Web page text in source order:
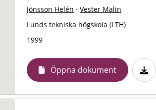
Jönsson Helén · Vester Malin
Lunds tekniska högskola (LTH)
1999
Öppna dokument